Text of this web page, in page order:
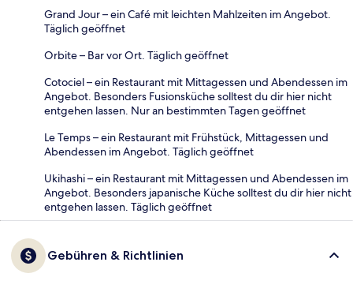
Grand Jour – ein Café mit leichten Mahlzeiten im Angebot.
Täglich geöffnet
Orbite – Bar vor Ort. Täglich geöffnet
Cotociel – ein Restaurant mit Mittagessen und Abendessen im
Angebot. Besonders Fusionsküche solltest du dir hier nicht
entgehen lassen. Nur an bestimmten Tagen geöffnet
Le Temps – ein Restaurant mit Frühstück, Mittagessen und
Abendessen im Angebot. Täglich geöffnet
Ukihashi – ein Restaurant mit Mittagessen und Abendessen im
Angebot. Besonders japanische Küche solltest du dir hier nicht
entgehen lassen. Täglich geöffnet
Gebühren & Richtlinien